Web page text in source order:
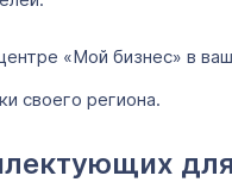
«Мой бизнес» в
своего региона.